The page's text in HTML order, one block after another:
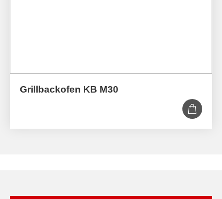
Grillbackofen KB M30